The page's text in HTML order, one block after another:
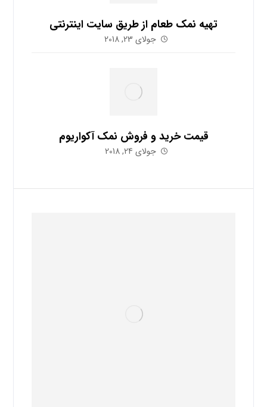
تهیه نمک طعام از طریق سایت اینترنتی
جولای 23, 2018
قیمت خرید و فروش نمک آکواریوم
جولای 24, 2018